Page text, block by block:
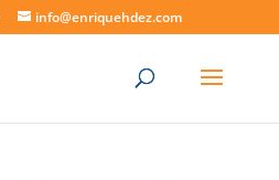
info@enriquehdez.com